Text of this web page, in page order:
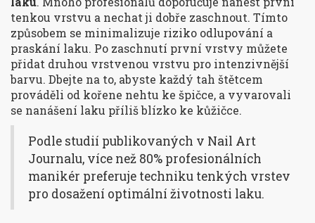
tenkou vrstvu a nechat ji dobře zaschnout. Tímto
způsobem se minimalizuje riziko odlupování a
praskání laku. Po zaschnutí první vrstvy můžete
přidat druhou vrstvenou vrstvu pro intenzivnější
barvu. Dbejte na to, abyste každý tah štětcem
prováděli od kořene nehtu ke špičce, a vyvarovali
se nanášení laku příliš blízko ke kůžičce.
Podle studií publikovaných v Nail Art
Journalu, více než 80% profesionálních
manikér preferuje techniku tenkých vrstev
pro dosažení optimální životnosti laku.